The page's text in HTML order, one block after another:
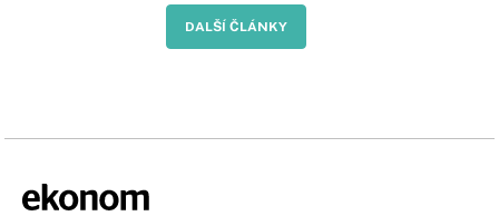
DALŠÍ ČLÁNKY